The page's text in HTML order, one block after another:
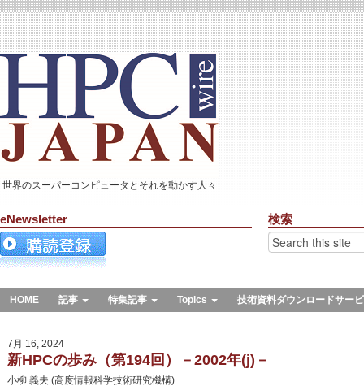
世界のスーパーコンピュータとそれを動かす人々
eNewsletter 検索
HOME 記事 特集記事 Topics 技術資料ダウンロードサー
7月 16, 2024
新HPCの歩み（第194回）－2002年(j)－
小柳 義夫 (高度情報科学技術研究機構)